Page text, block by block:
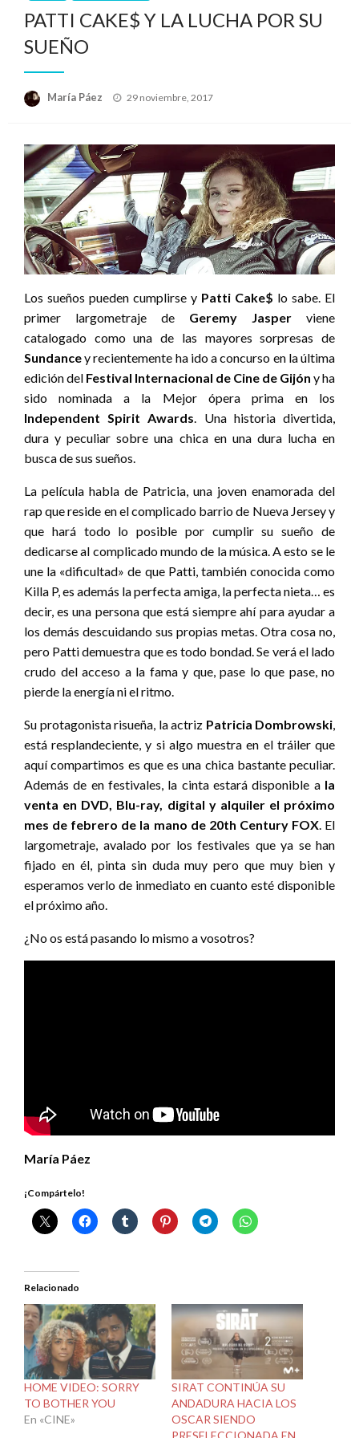
PATTI CAKE$ Y LA LUCHA POR SU
SUEÑO
María Páez
Publicado
29 noviembre, 2017
Los sueños pueden cumplirse y Patti Cake$ lo sabe. El
primer largometraje de Geremy Jasper viene
catalogado como una de las mayores sorpresas de
Sundancey recientemente ha ido a concurso en la última
edición del Festival Internacional de Cine de Gijón y ha
sido nominada a la Mejor ópera prima en los
Independent Spirit Awards . Una historia divertida,
dura y peculiar sobre una chica en una dura lucha en
busca de sus sueños.
La película habla de Patricia, una joven enamorada del
rap que reside en el complicado barrio de Nueva Jersey y
que hará todo lo posible por cumplir su sueño de
dedicarse al complicado mundo de la música. A esto se le
une la «dificultad» de que Patti, también conocida como
Killa P, es además la perfecta amiga, la perfecta nieta… es
decir, es una persona que está siempre ahí para ayudar a
los demás descuidando sus propias metas. Otra cosa no,
pero Patti demuestra que es todo bondad. Se verá el lado
crudo del acceso a la fama y que, pase lo que pase, no
pierde la energía ni el ritmo.
Su protagonista risueña, la actriz Patricia Dombrowski
está resplandeciente, y si algo muestra en el tráiler que
aquí compartimos es que es una chica bastante peculiar.
Además de en festivales, la cinta estará disponible ala
venta en DVD, Blu-ray, digital y alquiler el próximo
mes de febrero de la mano de 20th Century FOX. El
largometraje, avalado por los festivales que ya se han
fijado en él, pinta sin duda muy pero que muy bien y
esperamos verlo de inmediato en cuanto esté disponible
el próximo año.
¿No os está pasando lo mismo a vosotros?
María Páez
¡Compártelo!
Relacionado
HOME VIDEO: SORRY
TO BOTHER YOU
En «CINE»
SIRAT CONTINÚA SU
ANDADURA HACIA LOS
OSCAR SIENDO
PRESELECCIONADA EN